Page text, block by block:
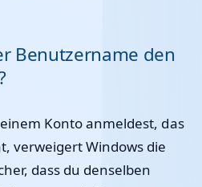
Benutzername den
Konto anmeldest, das
verweigert Windows die
dass du denselben